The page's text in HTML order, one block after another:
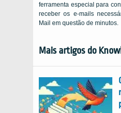
ferramenta especial para
receber os e-mails
Mail em questão de minutos.
Mais artigos do